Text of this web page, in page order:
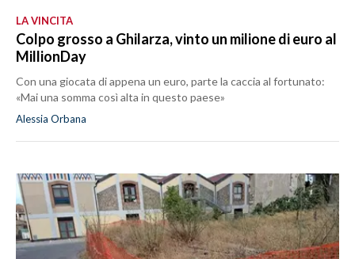
LA VINCITA
Colpo grosso a Ghilarza, vinto un milione di euro al
MillionDay
Con una giocata di appena un euro, parte la caccia al fortunato:
«Mai una somma così alta in questo paese»
Alessia Orbana